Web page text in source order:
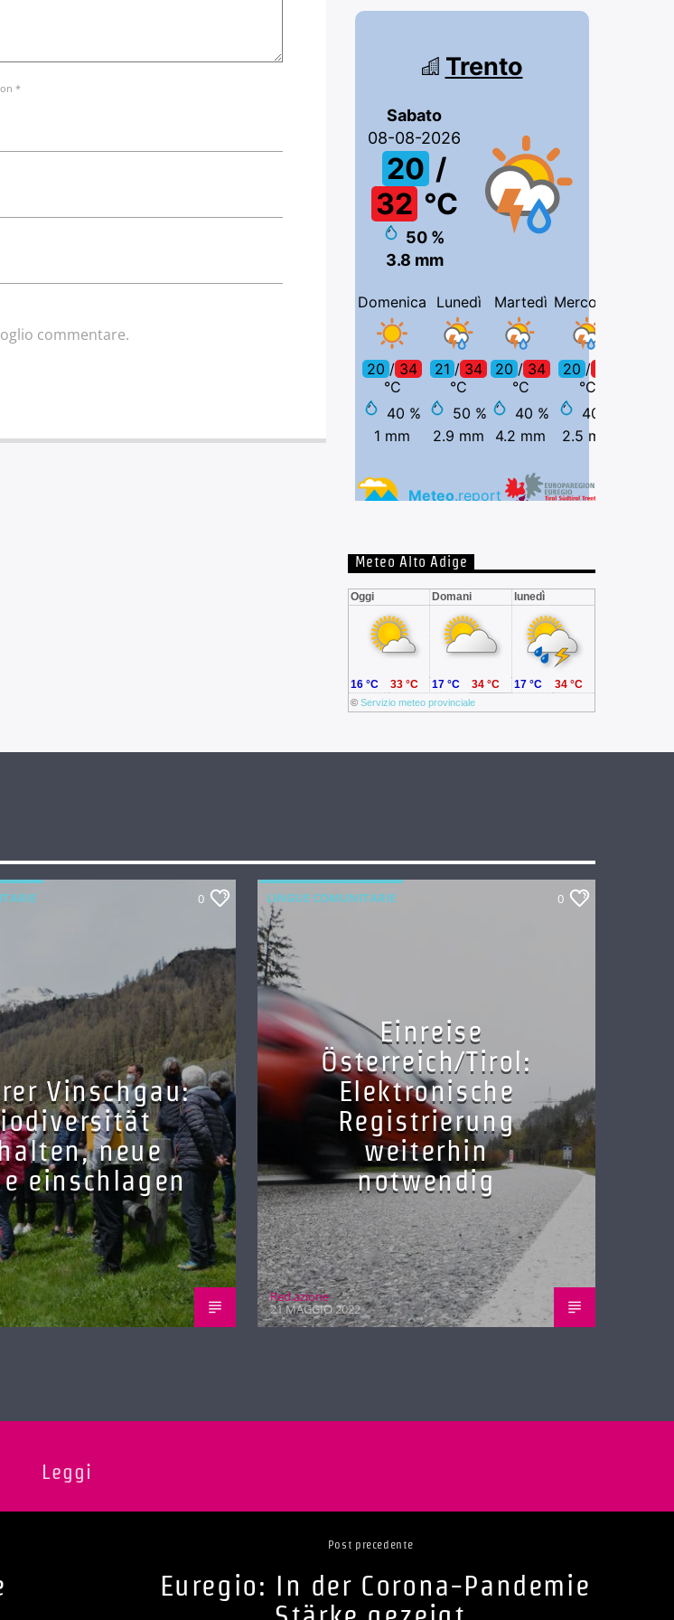
*
commentare.
Meteo Alto Adige
Oggi Domani lunedì
© Servizio meteo provinciale
16 °C 33 °C 17 °C 34 °C 17 °C 34 °C
0
Vinschgau:
neue
einschlagen
LINGUE COMUNITARIE 0
Einreise
Österreich/Tirol:
Elektronische
Registrierung
weiterhin
notwendig
Red.azione
21 MAGGIO 2022
Leggi
Post precedente
Euregio: In der Corona-Pandemie